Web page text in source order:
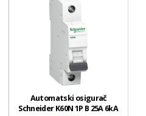
Automatski osigurač
Schneider K60N 1P B 25A 6kA